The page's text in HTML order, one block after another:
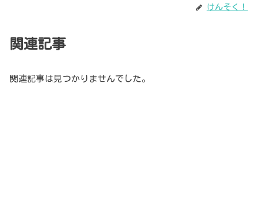
けんそく！
関連記事
関連記事は見つかりませんでした。